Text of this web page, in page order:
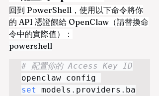
回到 PowerShell，使用以下命令將你
的 API 憑證餵給 OpenClaw（請替換命
令中的實際值）：
powershell
# 配置你的 Access Key ID
set
models . providers . ba